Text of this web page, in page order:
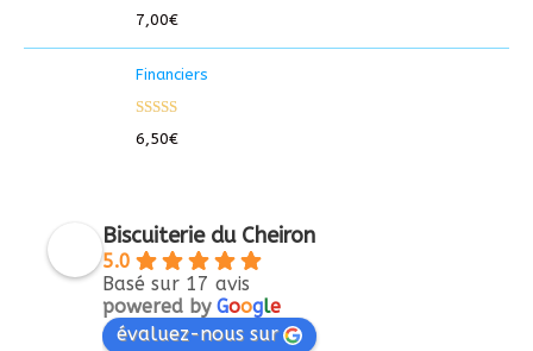
Note 5.00
7,00€
Financiers
Note 5.00
6,50€
Biscuiterie du Cheiron
5.0
Basé sur 17 avis
powered by Google
évaluez-nous sur